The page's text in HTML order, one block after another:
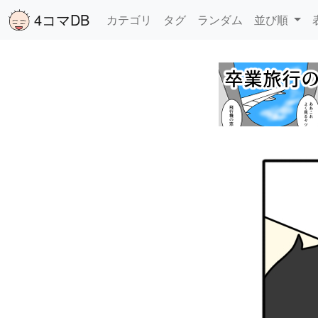
4コマDB カテゴリ タグ ランダム 並び順